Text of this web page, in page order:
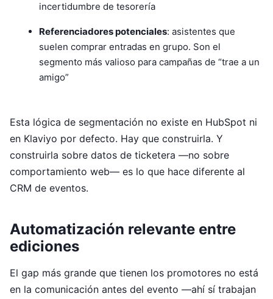
incertidumbre de tesorería
Referenciadores potenciales: asistentes que
suelen comprar entradas en grupo. Son el
segmento más valioso para campañas de “trae a un
amigo”
Esta lógica de segmentación no existe en HubSpot ni
en Klaviyo por defecto. Hay que construirla. Y
construirla sobre datos de ticketera —no sobre
comportamiento web— es lo que hace diferente al
CRM de eventos.
Automatización relevante entre
ediciones
El gap más grande que tienen los promotores no está
en la comunicación antes del evento —ahí sí trabajan